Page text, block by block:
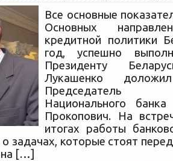
Все основные
Основных
кредитной политики
год, успешно
Президенту
Лукашенко
Председатель
Национального
Прокопович. На
итогах работы
о задачах, которые стоят
на […]